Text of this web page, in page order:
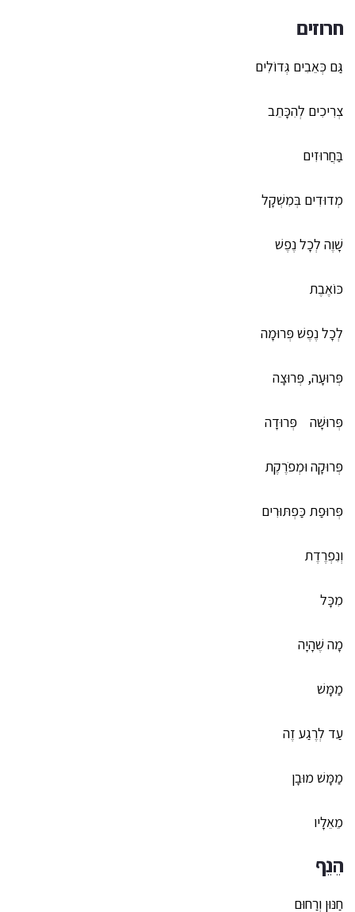
חרוזים
גַּם כְּאֵבִים גְּדוֹלִים
צְרִיכִים לְהִכָּתֵב
בַּחֲרוּזִים
מְדוּדִים בְּמִשְׁקָל
שָׁוֶה לְכָל נֶפֶשׁ
כּוֹאֶבֶת
לְכָל נֶפֶשׁ פְּרוּמָה
פְּרוּעָה, פְּרוּצָה
פְּרוּשָׁה פְּרוּדָה
פְּרוּקָה וּמְפֹרֶקֶת
פְּרוּפַת כַּפְתּוּרִים
וְנִפְרֶדֶת
מִכָּל
מָה שֶׁהָיָה
מַמָּשׁ
עַד לְרֶגַע זֶה
מַמָּשׁ מוּבָן
מֵאֵלָיו
הֵנֵף
חַנּוּן וְרַחוּם